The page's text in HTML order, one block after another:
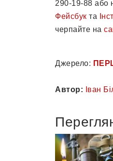
290-19-88 або
Фейсбук та
черпайте на
Джерело:
Автор: Іван